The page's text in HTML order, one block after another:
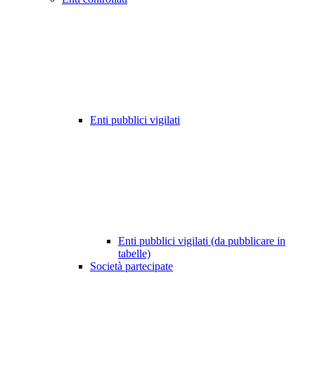
Enti pubblici vigilati
Enti pubblici vigilati (da pubblicare in
tabelle)
Società partecipate